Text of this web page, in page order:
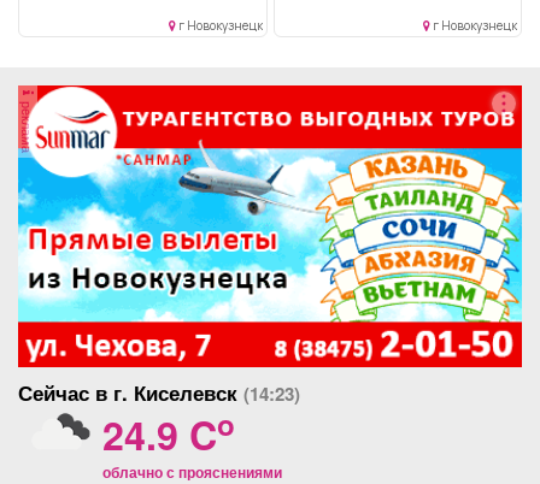
г Новокузнецк г Новокузнецк
реклама
Сейчас в г. Киселевск (14:23)
24.9 Co
облачно с прояснениями